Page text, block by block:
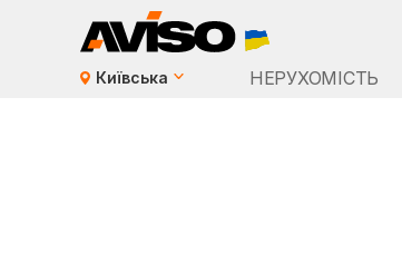
Київська НЕРУХОМІСТЬ